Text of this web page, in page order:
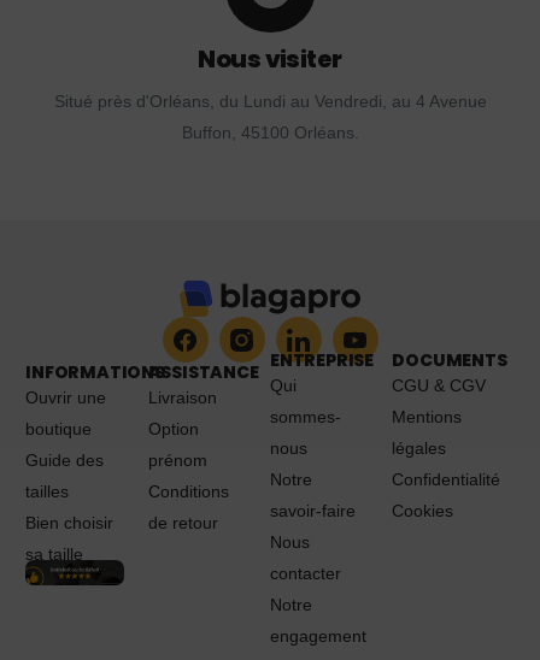
Nous visiter
Situé près d'Orléans, du Lundi au Vendredi, au 4 Avenue
Buffon, 45100 Orléans.
INFORMATIONS
Ouvrir une
boutique
Guide des
tailles
Bien choisir
sa taille
ASSISTANCE
Livraison
Option
prénom
Conditions
de retour
ENTREPRISE
Qui
sommes-
nous
Notre
savoir-faire
Nous
contacter
Notre
engagement
DOCUMENTS
CGU & CGV
Mentions
légales
Confidentialité
Cookies